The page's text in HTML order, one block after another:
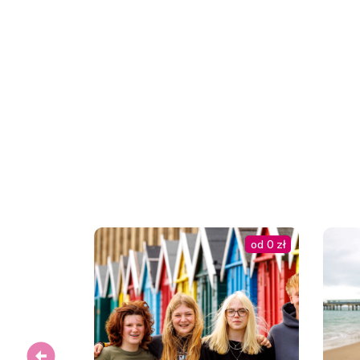
14.09.2026 - 18.09.2026
14.09.2026 - 25.09.2026
od 0 zł
Previous